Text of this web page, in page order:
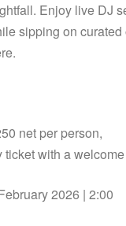
Enjoy live DJ
sipping on
net per person,
ticket with a
2026 | 2:00